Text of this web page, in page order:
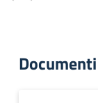
Documenti